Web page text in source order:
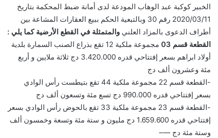
الخبير كوكبة عبد الوهاب المودعة لدى أمانة ضبط المحكمة بتاريخ
2020/03/11 رقم 30 وبالتبعية الحكم ببيع العقارات المشاعة بين
أطراف الدعوى بالمزاد العلني والمتمثلة في القطع الأرضية كما يلي :
القطعة قسم 03
مجموعة ملكية 12 تقع بذراع الصنب السمارة بلدية
أولاد ابراهم بسعر إفتتاحي قدره 3.420.000 دج ثلاثة ملايين و أربع
مئة وعشرون ألف دج
-القطعة قسم 22 مجموعة ملكية 44 تقع بتيطست رأس الوادي
بسعر إفتتاحي قدره 990.000 دج تسع مئة وتسعون ألف دج
-القطعة قسم 23 مجموعة ملكية 33 تقع بالحوض رأس الوادي بسعر
إفتتاحي قدره 1.659.600 دج مليون و ستة مئة وتسعة وخمسون ألف
وستة مئة دج —–